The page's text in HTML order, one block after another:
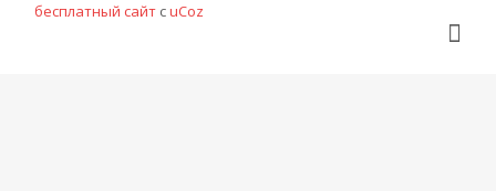
бесплатный сайт сuCoz